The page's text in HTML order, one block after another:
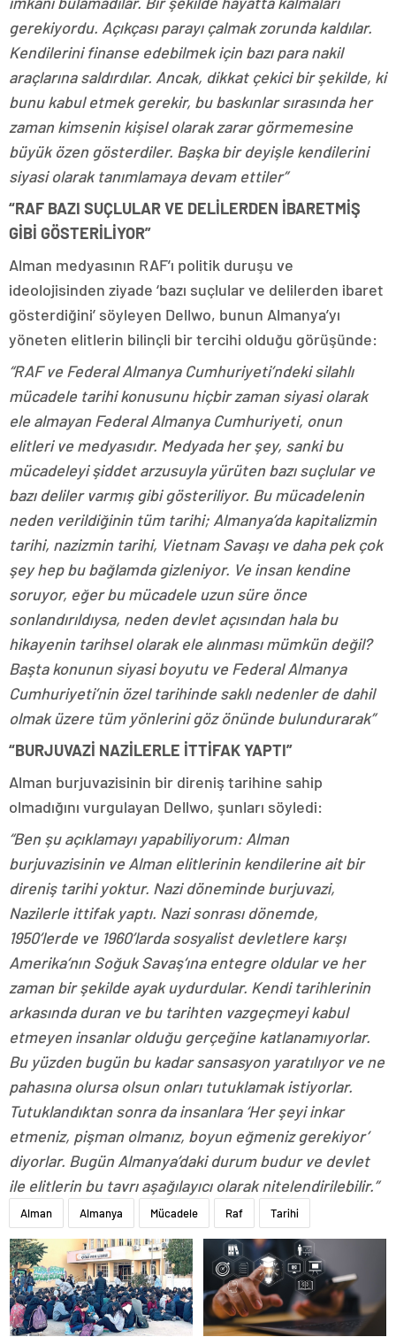
gerekiyordu. Açıkçası parayı çalmak zorunda kaldılar.
Kendilerini finanse edebilmek için bazı para nakil
araçlarına saldırdılar. Ancak, dikkat çekici bir şekilde, ki
bunu kabul etmek gerekir, bu baskınlar sırasında her
zaman kimsenin kişisel olarak zarar görmemesine
büyük özen gösterdiler. Başka bir deyişle kendilerini
siyasi olarak tanımlamaya devam ettiler”
“RAF BAZI SUÇLULAR VE DELİLERDEN İBARETMİŞ
GİBİ GÖSTERİLİYOR”
Alman medyasının RAF’ı politik duruşu ve
ideolojisinden ziyade ‘bazı suçlular ve delilerden ibaret
gösterdiğini’ söyleyen Dellwo, bunun Almanya’yı
yöneten elitlerin bilinçli bir tercihi olduğu görüşünde:
“RAF ve Federal Almanya Cumhuriyeti’ndeki silahlı
mücadele tarihi konusunu hiçbir zaman siyasi olarak
ele almayan Federal Almanya Cumhuriyeti, onun
elitleri ve medyasıdır. Medyada her şey, sanki bu
mücadeleyi şiddet arzusuyla yürüten bazı suçlular ve
bazı deliler varmış gibi gösteriliyor. Bu mücadelenin
neden verildiğinin tüm tarihi; Almanya’da kapitalizmin
tarihi, nazizmin tarihi, Vietnam Savaşı ve daha pek çok
şey hep bu bağlamda gizleniyor. Ve insan kendine
soruyor, eğer bu mücadele uzun süre önce
sonlandırıldıysa, neden devlet açısından hala bu
hikayenin tarihsel olarak ele alınması mümkün değil?
Başta konunun siyasi boyutu ve Federal Almanya
Cumhuriyeti’nin özel tarihinde saklı nedenler de dahil
olmak üzere tüm yönlerini göz önünde bulundurarak”
“BURJUVAZİ NAZİLERLE İTTİFAK YAPTI”
Alman burjuvazisinin bir direniş tarihine sahip
olmadığını vurgulayan Dellwo, şunları söyledi:
“Ben şu açıklamayı yapabiliyorum: Alman
burjuvazisinin ve Alman elitlerinin kendilerine ait bir
direniş tarihi yoktur. Nazi döneminde burjuvazi,
Nazilerle ittifak yaptı. Nazi sonrası dönemde,
1950’lerde ve 1960’larda sosyalist devletlere karşı
Amerika‘nın Soğuk Savaş‘ına entegre oldular ve her
zaman bir şekilde ayak uydurdular. Kendi tarihlerinin
arkasında duran ve bu tarihten vazgeçmeyi kabul
etmeyen insanlar olduğu gerçeğine katlanamıyorlar.
Bu yüzden bugün bu kadar sansasyon yaratılıyor ve ne
pahasına olursa olsun onları tutuklamak istiyorlar.
Tutuklandıktan sonra da insanlara ‘Her şeyi inkar
etmeniz, pişman olmanız, boyun eğmeniz gerekiyor’
diyorlar. Bugün Almanya’daki durum budur ve devlet
ile elitlerin bu tavrı aşağılayıcı olarak nitelendirilebilir.”
Alman Almanya Mücadele Raf Tarihi